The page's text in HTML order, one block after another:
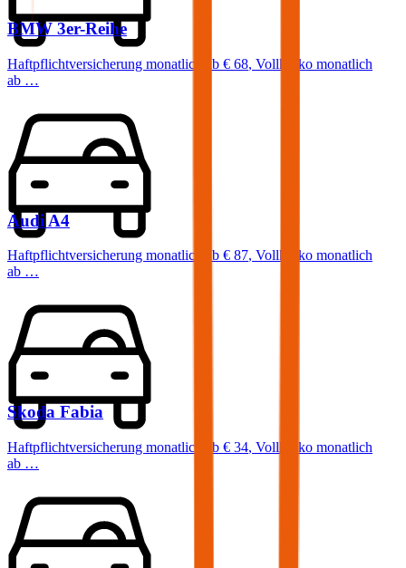
BMW 3er-Reihe
Haftpflichtversicherung monatlich ab € 68, Vollkasko monatlich
ab …
Audi A4
Haftpflichtversicherung monatlich ab € 87, Vollkasko monatlich
ab …
Skoda Fabia
Haftpflichtversicherung monatlich ab € 34, Vollkasko monatlich
ab …